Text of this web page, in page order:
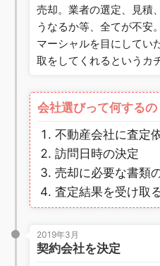
売却。業者の選定、見積
うなるか等、全てが不安
マーシャルを目にしてい
取をしてくれるというカ
会社選びって何するの
不動産会社に査定
訪問日時の決定
売却に必要な書類
査定結果を受け取
2019年3月
契約会社を決定